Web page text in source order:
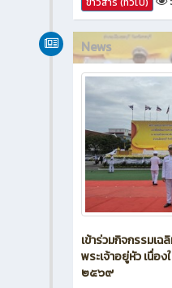
News
เข้าร่วมกิจกรรมเ
พระเจ้าอยู่หัว เนื่อ
๒๕๖๙